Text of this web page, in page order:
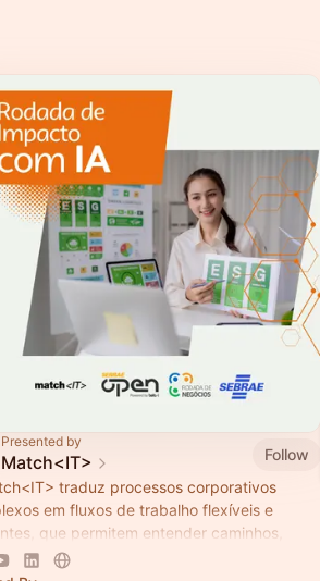
Presented by
Match<IT>
Follow
traduz processos corporativos
​em fluxos de trabalho flexíveis e
que permitem ​entender caminhos,
decisões e escalar com confiança.